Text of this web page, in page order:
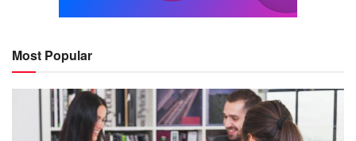
Most Popular